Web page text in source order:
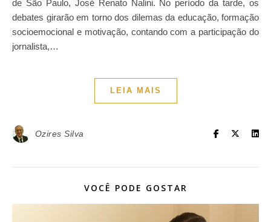
de São Paulo, José Renato Nalini. No período da tarde, os
debates girarão em torno dos dilemas da educação, formação
socioemocional e motivação, contando com a participação do
jornalista,…
LEIA MAIS
Ozires Silva
VOCÊ PODE GOSTAR